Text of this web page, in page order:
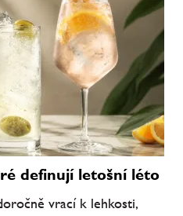
definují letošní léto
vrací k lehkosti,